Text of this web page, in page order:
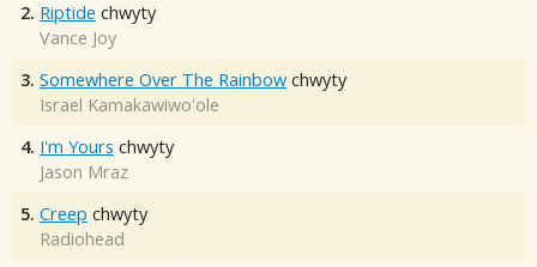
2. Riptide chwyty
Vance Joy
3. Somewhere Over The Rainbow chwyty
Israel Kamakawiwo'ole
4. I'm Yours chwyty
Jason Mraz
5. Creep chwyty
Radiohead